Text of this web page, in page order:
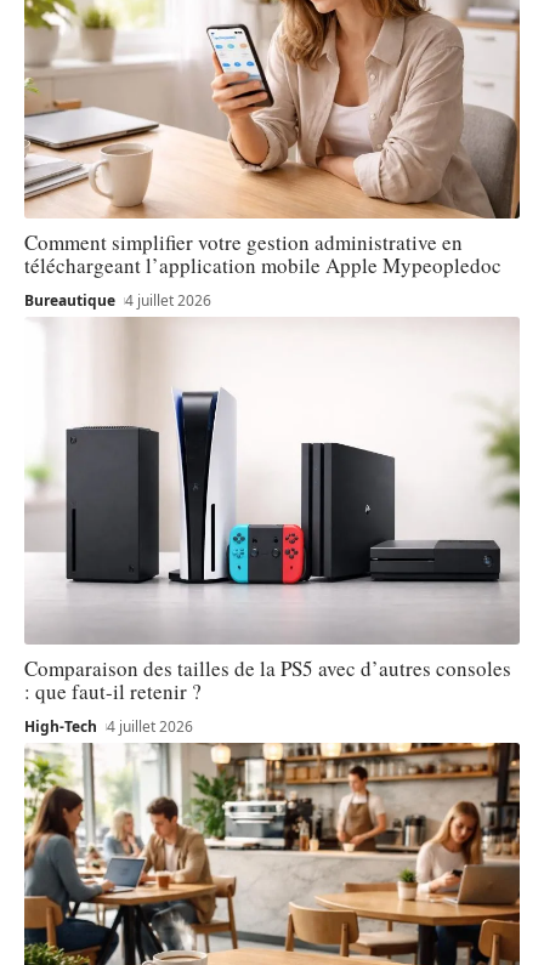
Comment simplifier votre gestion administrative en
téléchargeant l’application mobile Apple Mypeopledoc
Bureautique 4 juillet 2026
Comparaison des tailles de la PS5 avec d’autres consoles
: que faut-il retenir ?
High-Tech 4 juillet 2026